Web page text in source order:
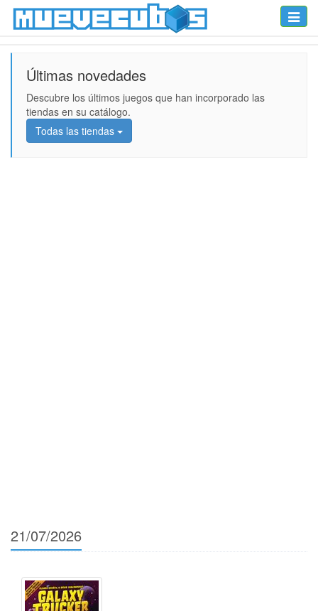
Toggle
Últimas novedades
Descubre los últimos juegos que han incorporado las
tiendas en su catálogo.
Todas las tiendas
21/07/2026